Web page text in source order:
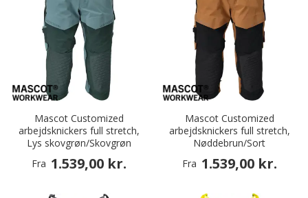
Mascot Customized
arbejdsknickers full stretch,
Lys skovgrøn/Skovgrøn
Fra 1.539,00 kr.
Mascot Customized
arbejdsknickers full stretch,
Nøddebrun/Sort
Fra 1.539,00 kr.